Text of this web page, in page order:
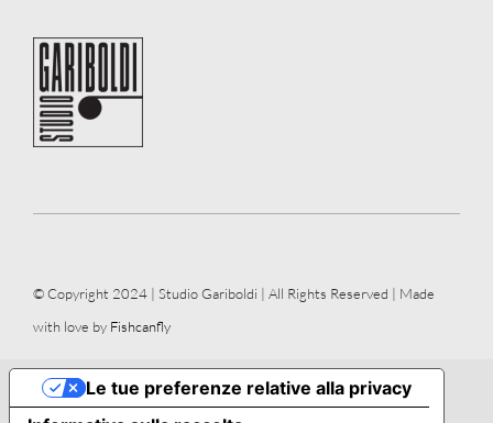
© Copyright 2024 | Studio Gariboldi | All Rights Reserved | Made
with love by Fishcanfly
Le tue preferenze relative alla privacy